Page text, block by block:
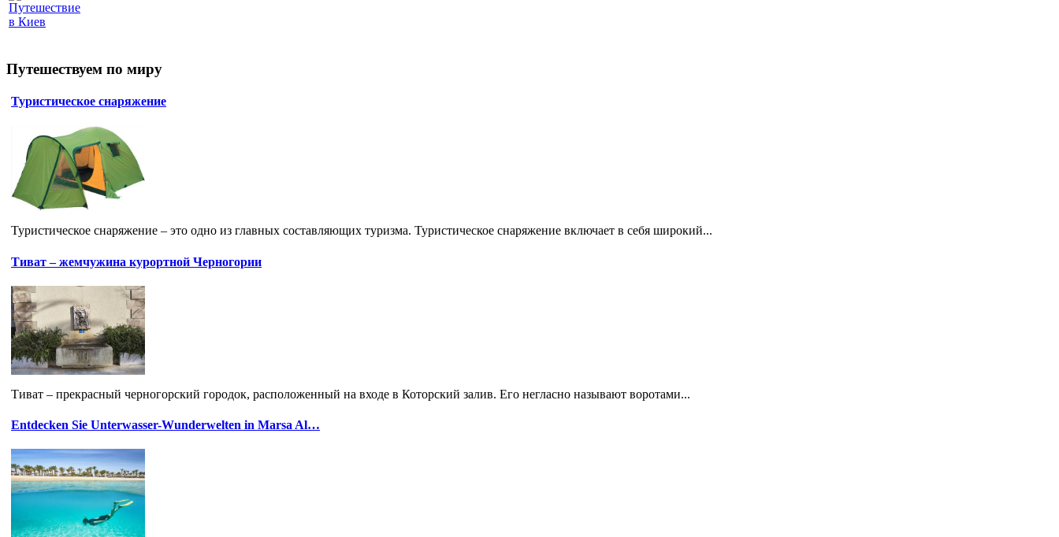
Путешествие
в Киев
Путешествуем по миру
Туристическое снаряжение
Туристическое снаряжение – это одно из главных составляющих туризма. Туристическое снаряжение включает в себя широкий...
Тиват – жемчужина курортной Черногории
Тиват – прекрасный черногорский городок, расположенный на входе в Которский залив. Его негласно называют воротами...
Entdecken Sie Unterwasser-Wunderwelten in Marsa Al…